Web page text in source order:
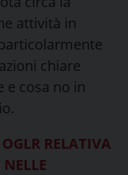
attività in
chiare
e cosa no in
RELATIVA